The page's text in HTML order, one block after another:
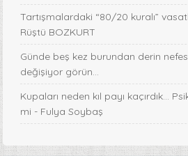
Tartışmalardaki “80/20 kuralı”
Rüştü BOZKURT
Günde beş kez burundan derin
değişiyor görün...
Kupaları neden kıl payı kaçırdık…
mi - Fulya Soybaş